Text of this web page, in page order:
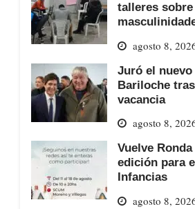
talleres sobre
agosto 8,
Juró el
Bariloche
vacancia
agosto 8,
Vuelve Ronda
edición para
Infancias
agosto 8,